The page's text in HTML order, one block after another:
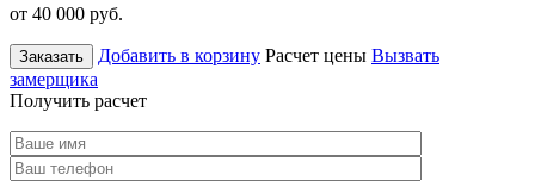
от 40 000 руб.
Заказать Добавить в корзину Расчет цены Вызвать
замерщика
Получить расчет